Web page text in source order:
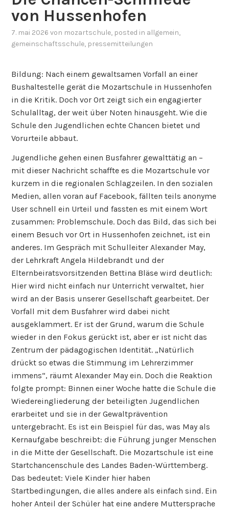
von Hussenhofen
7. mai 2026 von mozartschule, posted in allgemein,
gemeinschaftsschule, pressemitteilungen
Bildung: Nach einem gewaltsamen Vorfall an einer
Bushaltestelle gerät die Mozartschule in Hussenhofen
in die Kritik. Doch vor Ort zeigt sich ein engagierter
Schulalltag, der weit über Noten hinausgeht. Wie die
Schule den Jugendlichen echte Chancen bietet und
Vorurteile abbaut.
Jugendliche gehen einen Busfahrer gewalttätig an –
mit dieser Nachricht schaffte es die Mozartschule vor
kurzem in die regionalen Schlagzeilen. In den sozialen
Medien, allen voran auf Facebook, fällten teils anonyme
User schnell ein Urteil und fassten es mit einem Wort
zusammen: Problemschule. Doch das Bild, das sich bei
einem Besuch vor Ort in Hussenhofen zeichnet, ist ein
anderes. Im Gespräch mit Schulleiter Alexander May,
der Lehrkraft Angela Hildebrandt und der
Elternbeiratsvorsitzenden Bettina Bläse wird deutlich:
Hier wird nicht einfach nur Unterricht verwaltet, hier
wird an der Basis unserer Gesellschaft gearbeitet. Der
Vorfall mit dem Busfahrer wird dabei nicht
ausgeklammert. Er ist der Grund, warum die Schule
wieder in den Fokus gerückt ist, aber er ist nicht das
Zentrum der pädagogischen Identität. „Natürlich
drückt so etwas die Stimmung im Lehrerzimmer
immens“, räumt Alexander May ein. Doch die Reaktion
folgte prompt: Binnen einer Woche hatte die Schule die
Wiedereingliederung der beteiligten Jugendlichen
erarbeitet und sie in der Gewaltprävention
untergebracht. Es ist ein Beispiel für das, was May als
Kernaufgabe beschreibt: die Führung junger Menschen
in die Mitte der Gesellschaft. Die Mozartschule ist eine
Startchancenschule des Landes Baden-Württemberg.
Das bedeutet: Viele Kinder hier haben
Startbedingungen, die alles andere als einfach sind. Ein
hoher Anteil der Schüler hat eine andere Muttersprache